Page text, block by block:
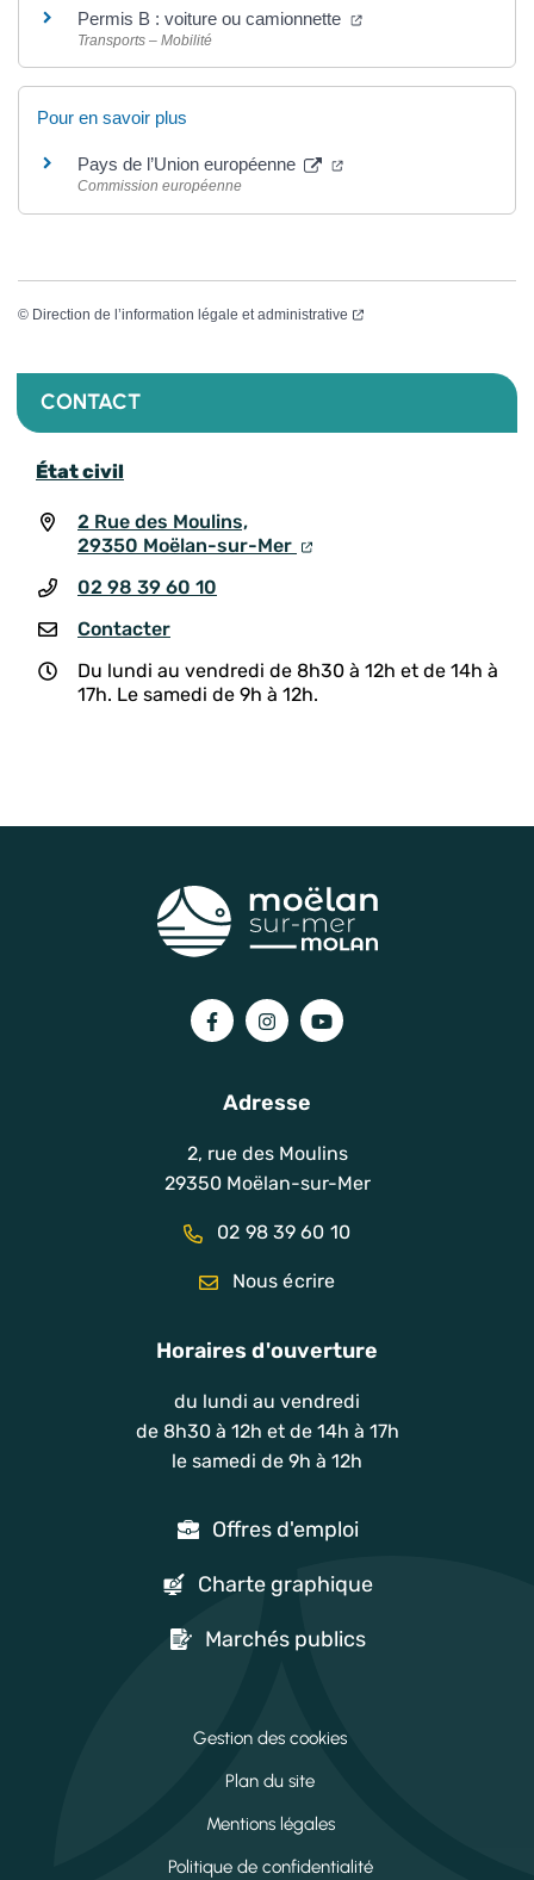
Permis B : voiture ou camionnette
Transports – Mobilité
Pour en savoir plus
Pays de l’Union européenne
Commission européenne
© Direction de l’information légale et administrative
CONTACT
État civil
2 Rue des Moulins,
29350 Moëlan-sur-Mer
02 98 39 60 10
Contacter
Du lundi au vendredi de 8h30 à 12h et de 14h à
17h. Le samedi de 9h à 12h.
Lien vers le compte Facebook
Lien vers le compte Instagram
Lien vers la chaîne
Adresse
2, rue des Moulins
29350 Moëlan-sur-Mer
02 98 39 60 10
Nous écrire
Horaires d'ouverture
du lundi au vendredi
de 8h30 à 12h et de 14h à 17h
le samedi de 9h à 12h
Offres d'emploi
Charte graphique
Marchés publics
Gestion des cookies
Plan du site
Mentions légales
Politique de confidentialité